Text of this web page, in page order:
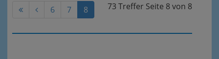
73 Treffer Seite 8von 8
6 7 8